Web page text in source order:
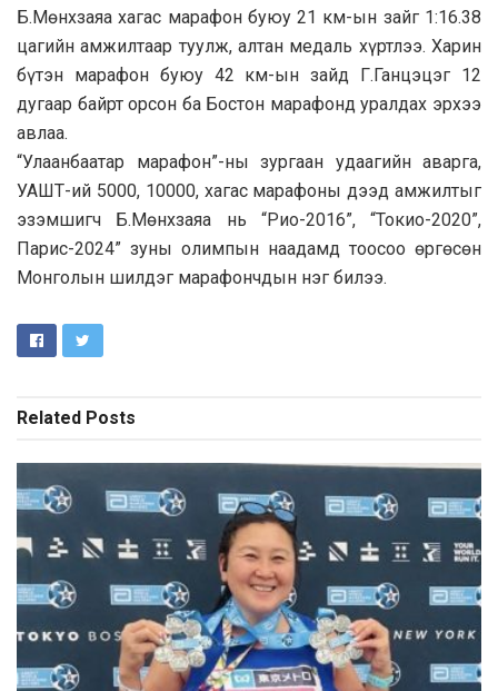
Б.Мөнхзаяа хагас марафон буюу 21 км-ын зайг 1:16.38
цагийн амжилтаар туулж, алтан медаль хүртлээ. Харин
бүтэн марафон буюу 42 км-ын зайд Г.Ганцэцэг 12
дугаар байрт орсон ба Бостон марафонд уралдах эрхээ
авлаа.
“Улаанбаатар марафон”-ны зургаан удаагийн аварга,
УАШТ-ий 5000, 10000, хагас марафоны дээд амжилтыг
эзэмшигч Б.Мөнхзаяа нь “Рио-2016”, “Токио-2020”,
Парис-2024” зуны олимпын наадамд тоосоо өргөсөн
Монголын шилдэг марафончдын нэг билээ.
Related Posts